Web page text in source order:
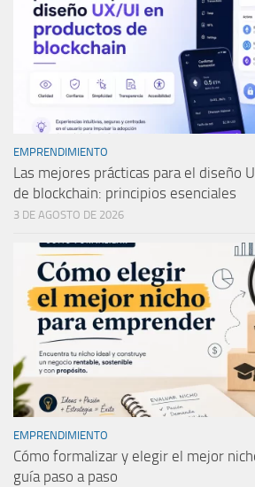
EMPRENDIMIENTO
Las mejores prácticas para el diseño
de blockchain: principios esenciales
3 DE AGOSTO DE 2026
EMPRENDIMIENTO
Cómo formalizar y elegir el mejor
guía paso a paso